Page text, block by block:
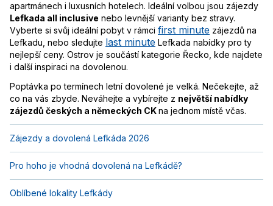
apartmánech i luxusních hotelech. Ideální volbou jsou zájezdy
Lefkada all inclusive nebo levnější varianty bez stravy.
Vyberte si svůj ideální pobyt v rámci first minute zájezdů na
Lefkadu, nebo sledujte last minute Lefkada nabídky pro ty
nejlepší ceny. Ostrov je součástí kategorie Řecko, kde najdete
i další inspiraci na dovolenou.
Poptávka po termínech letní dovolené je velká. Nečekejte, až
co na vás zbyde. Neváhejte a vybírejte z největší nabídky
zájezdů českých a německých CKna jednom místě včas.
Zájezdy a dovolená Lefkáda 2026
Pro hoho je vhodná dovolená na Lefkádě?
Oblíbené lokality Lefkády